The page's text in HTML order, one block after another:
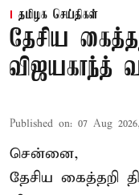
தமிழக செய்திகள்
தேசிய
விஜயகாந்த்
Published on: 07 Aug
சென்னை,
தேசிய கைத்தறி